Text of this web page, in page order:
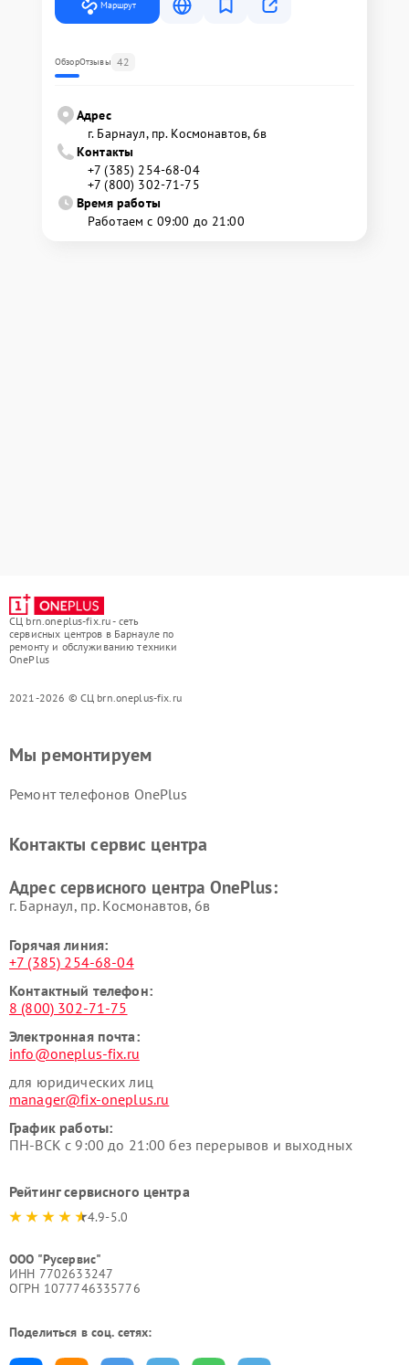
Маршрут
ОбзорОтзывы 42
Адрес
г. Барнаул, ​пр. Космонавтов, 6в
Контакты
+7 (385) 254-68-04
+7 (800) 302-71-75
Время работы
Работаем с 09:00 до 21:00
СЦ brn.oneplus-fix.ru - сеть
сервисных центров в Барнауле по
ремонту и обслуживанию техники
OnePlus
2021-2026 © СЦ brn.oneplus-fix.ru
Мы ремонтируем
Ремонт телефонов OnePlus
Контакты сервис центра
Адрес сервисного центра OnePlus:
г. Барнаул, ​пр. Космонавтов, 6в
Горячая линия:
+7 (385) 254-68-04
Контактный телефон:
8 (800) 302-71-75
Электронная почта:
info@oneplus-fix.ru
для юридических лиц
manager@fix-oneplus.ru
График работы:
ПН-ВСК с 9:00 до 21:00 без перерывов и выходных
Рейтинг сервисного центра
4.9-5.0
ООО "Русервис"
ИНН 7702633247
ОГРН 1077746335776
Поделиться в соц. сетях: